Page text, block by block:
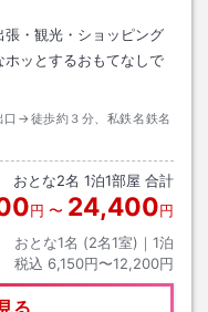
・観光・ショッピング
ッとするおもてなしで
口→徒歩約３分、私鉄名鉄名
おとな2名 1泊1部屋 合計
円 〜 24,400円
おとな1名 (2名1室)｜ 1泊
税込 6,150円〜12,200円
る